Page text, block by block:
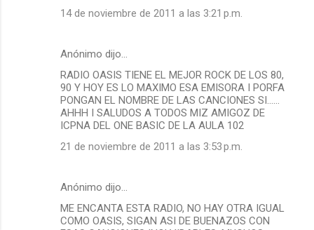
14 de noviembre de 2011 a las 3:21 p.m.
Anónimo dijo…
RADIO OASIS TIENE EL MEJOR ROCK DE LOS 80,
90 Y HOY ES LO MAXIMO ESA EMISORA I PORFA
PONGAN EL NOMBRE DE LAS CANCIONES SI......
AHHH I SALUDOS A TODOS MIZ AMIGOZ DE
ICPNA DEL ONE BASIC DE LA AULA 102
21 de noviembre de 2011 a las 3:53 p.m.
Anónimo dijo…
ME ENCANTA ESTA RADIO, NO HAY OTRA IGUAL
COMO OASIS, SIGAN ASI DE BUENAZOS CON